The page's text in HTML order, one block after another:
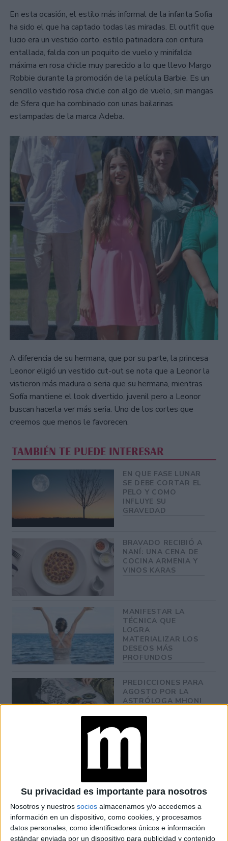
Su privacidad es importante para nosotros
Nosotros y nuestros socios almacenamos y/o accedemos a
información en un dispositivo, como cookies, y procesamos
datos personales, como identificadores únicos e información
estándar enviada por un dispositivo para publicidad y contenido
En esta ocasión, el estilo más informal de la infanta Sofía
ha sido el que ha captado todas las miradas. El outfit que
lucio era un vestido corto, estilo patinadora con cintura
entallada, falda con un poquito de vuelo y minifalda
máxima en rosa chicle muy parecido a lo que llevo Margo
Robbie durante la promoción de la película Barbie. Es un
sencillo vestido rosa chicle con algo de vuelo, sin mangas
de Sfera que ha combinado con unas bailarinas
estampadas de la marca Adeba.
A diferencia de su hermana, que por su parte, la princesa
Leonor eligió un vestido cut-out se nota que a Leonor la
vistieron más madura o seria que su hermana, mientras
Sofía mantiene el look divertido, juvenil pero a Leonor
buscan hacerla ver más seria. Uno de los cortes que
creemos que menos le favorecen.
TAMBIÉN TE PUEDE INTERESAR
EN QUE FASE LUNAR
SE DEBE CORTAR EL
PELO Y COMO
INFLUYE SU
GRAVEDAD
BRAVADO RECIBIÓ A
NANÍ: UNA CENA DE
COCINA ARMENIA Y
VINOS KARAS
MANIFESTAR LA
TÉCNICA QUE
LOGRA
MATERIALIZAR LOS
DESEOS MÁS
PROFUNDOS
PREDICCIONES PARA
AGOSTO POR LA
ASTRÓLOGA MHONI
ESPIRITUAL,
LABORAL Y
AMOROSO